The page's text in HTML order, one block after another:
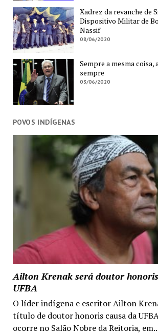
Xadrez da revanche de
Dispositivo Militar de
Nassif
08/06/2020
Sempre a mesma coisa,
sempre
03/06/2020
POVOS INDÍGENAS
Ailton Krenak será doutor
UFBA
O líder indígena e escritor Ailton
título de doutor honoris causa da
ocorre no Salão Nobre da Reitoria,